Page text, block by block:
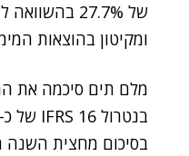
של 27.7%
ומקיטון בהוצאות